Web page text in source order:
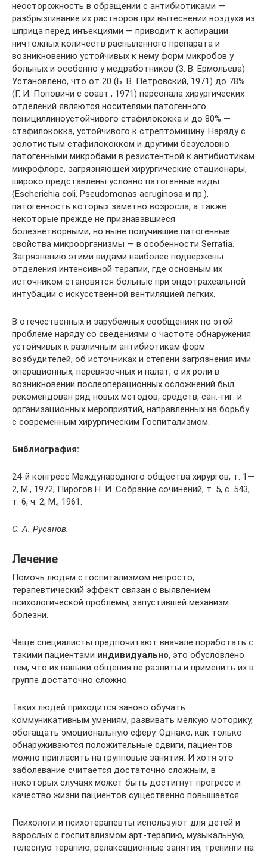
неосторожность в обращении с антибиотиками —
разбрызгивание их растворов при вытеснении воздуха из
шприца перед инъекциями — приводит к аспирации
ничтожных количеств распыленного препарата и
возникновению устойчивых к нему форм микробов у
больных и особенно у медработников (3. В. Ермольева).
Установлено, что от 20 (Б. В. Петровский, 1971) до 78%
(Г. И. Поповичи с соавт., 1971) персонала хирургических
отделений являются носителями патогенного
пенициллиноустойчивого стафилококка и до 80% —
стафилококка, устойчивого к стрептомицину. Наряду с
золотистым стафилококком и другими безусловно
патогенными микробами в резистентной к антибиотикам
микрофлоре, загрязняющей хирургические стационары,
широко представлены условно патогенные виды
(Escherichia coli, Pseudomonas aeruginosa и пр.),
патогенность которых заметно возросла, а также
некоторые прежде не признававшиеся
болезнетворными, но ныне получившие патогенные
свойства микроорганизмы — в особенности Serratia.
Загрязнению этими видами наиболее подвержены
отделения интенсивной терапии, где основным их
источником становятся больные при эндотрахеальной
интубации с искусственной вентиляцией легких.
В отечественных и зарубежных сообщениях по этой
проблеме наряду со сведениями о частоте обнаружения
устойчивых к различным антибиотикам форм
возбудителей, об источниках и степени загрязнения ими
операционных, перевязочных и палат, о их роли в
возникновении послеоперационных осложнений был
рекомендован ряд новых методов, средств, сан.-гиг. и
организационных мероприятий, направленных на борьбу
с современным хирургическим Госпитализмом.
Библиография:
24-й конгресс Международного общества хирургов, т. 1—
2, М., 1972; Пирогов Н. И. Собрание сочинений, т. 5, с. 543,
т. 6, ч. 2, М., 1961.
С. А. Русанов.
Лечение
Помочь людям с госпитализмом непросто,
терапевтический эффект связан с выявлением
психологической проблемы, запустившей механизм
болезни.
Чаще специалисты предпочитают вначале поработать с
такими пациентами индивидуально, это обусловлено
тем, что их навыки общения не развиты и применить их в
группе достаточно сложно.
Таких людей приходится заново обучать
коммуникативным умениям, развивать мелкую моторику,
обогащать эмоциональную сферу. Однако, как только
обнаруживаются положительные сдвиги, пациентов
можно пригласить на групповые занятия. И хотя это
заболевание считается достаточно сложным, в
некоторых случаях может быть достигнут прогресс и
качество жизни пациентов существенно повышается.
Психологи и психотерапевты используют для детей и
взрослых с госпитализмом арт-терапию, музыкальную,
телесную терапию, релаксационные занятия, тренинги на